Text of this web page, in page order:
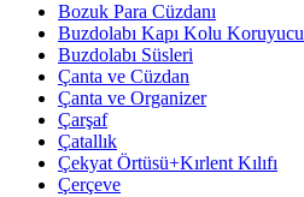
Bozuk Para Cüzdanı
Buzdolabı Kapı Kolu Koruyucu
Buzdolabı Süsleri
Çanta ve Cüzdan
Çanta ve Organizer
Çarşaf
Çatallık
Çekyat Örtüsü+Kırlent Kılıfı
Çerçeve